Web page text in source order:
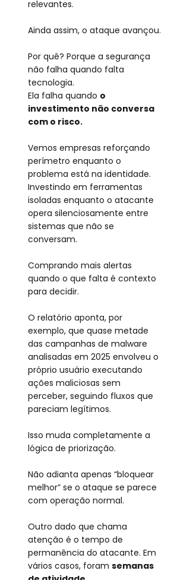
relevantes.
Ainda assim, o ataque avançou.
Por quê? Porque a segurança
não falha quando falta
tecnologia.
Ela falha quando o
investimento não conversa
com o risco.
Vemos empresas reforçando
perímetro enquanto o
problema está na identidade.
Investindo em ferramentas
isoladas enquanto o atacante
opera silenciosamente entre
sistemas que não se
conversam.
Comprando mais alertas
quando o que falta é contexto
para decidir.
O relatório aponta, por
exemplo, que quase metade
das campanhas de malware
analisadas em 2025 envolveu o
próprio usuário executando
ações maliciosas sem
perceber, seguindo fluxos que
pareciam legítimos.
Isso muda completamente a
lógica de priorização.
Não adianta apenas “bloquear
melhor” se o ataque se parece
com operação normal.
Outro dado que chama
atenção é o tempo de
permanência do atacante. Em
vários casos, foram semanas